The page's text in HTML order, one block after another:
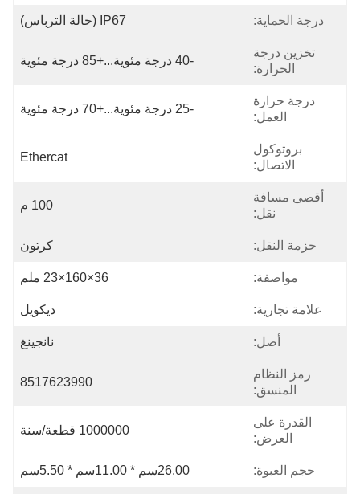
درجة الحماية: IP67 (حالة الترباس)
تخزين درجة
الحرارة:
درجة حرارة
العمل:
بروتوكول
الاتصال:
Ethercat
أقصى مسافة
نقل:
100 م
حزمة النقل: كرتون
مواصفة: 36×160×23 ملم
علامة تجارية: ديكويل
أصل: نانجينغ
رمز النظام
المنسق:
8517623990
القدرة على
العرض:
1000000 قطعة/سنة
حجم العبوة: 26.00سم * 11.00سم * 5.50سم